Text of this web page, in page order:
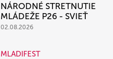
NÁRODNÉ STRETNUTIE
MLÁDEŽE P26 - SVIEŤ
02.08.2026
MLADIFEST